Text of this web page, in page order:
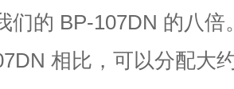
们的 BP-107DN 的八倍
相比，可以分配大